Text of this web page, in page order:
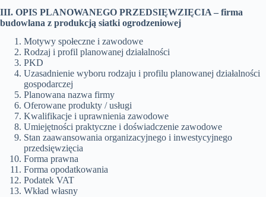
III. OPIS PLANOWANEGO PRZEDSIĘWZIĘCIA – firma
budowlana z produkcją siatki ogrodzeniowej
Motywy społeczne i zawodowe
Rodzaj i profil planowanej działalności
PKD
Uzasadnienie wyboru rodzaju i profilu planowanej działalności
gospodarczej
Planowana nazwa firmy
Oferowane produkty / usługi
Kwalifikacje i uprawnienia zawodowe
Umiejętności praktyczne i doświadczenie zawodowe
Stan zaawansowania organizacyjnego i inwestycyjnego
przedsięwzięcia
Forma prawna
Forma opodatkowania
Podatek VAT
Wkład własny